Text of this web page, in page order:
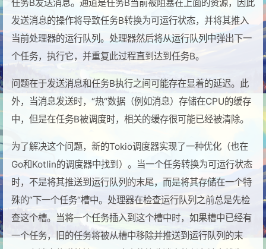
任务B发送消息。通道是任务B当前被阻塞在上面的资源，因此
发送消息的操作将导致任务B转换为可运行状态，并将其推入
当前处理器的运行队列。处理器然后将从运行队列中弹出下一
个任务，执行它，并重复此过程直到达到任务B。
问题在于发送消息和任务B执行之间可能存在显着的延迟。此
外，当消息发送时，“热“数据（例如消息）存储在CPU的缓存
中，但是在任务B被调度时，相关的缓存很可能已经被清除。
为了解决这个问题，新的Tokio调度器实现了一种优化（也在
Go和Kotlin的调度器中找到）。当一个任务转换为可运行状态
时，不是将其推送到运行队列的末尾，而是将其存储在一个特
殊的“下一个任务“槽中。处理器在检查运行队列之前总是先检
查这个槽。当将一个任务插入到这个槽中时，如果槽中已经有
一个任务，旧的任务将被从槽中移除并推送到运行队列的末